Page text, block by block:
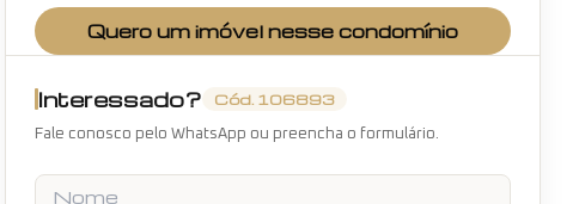
+22fotos
Quero um imóvel nesse condomínio
Interessado? Cód. 106893
Fale conosco pelo WhatsApp ou preencha o formulário.
Nome